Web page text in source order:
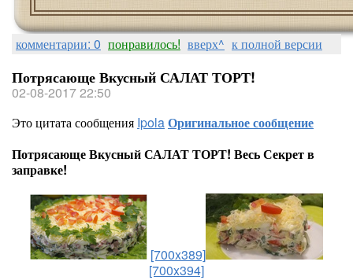
комментарии: 0 понравилось! вверх^ к полной версии
Потрясающе Вкусный САЛАТ ТОРТ!
02-08-2017 22:50
Это цитата сообщения IpolaОригинальное сообщение
Потрясающе Вкусный САЛАТ ТОРТ! Весь Секрет в
заправке!
[700x389]
[700x394]